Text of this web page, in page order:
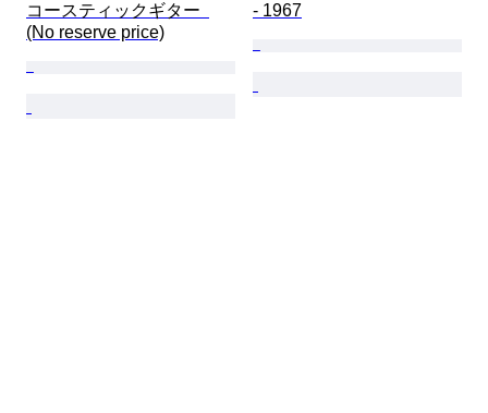
コースティックギター
(No reserve price)
- 1967